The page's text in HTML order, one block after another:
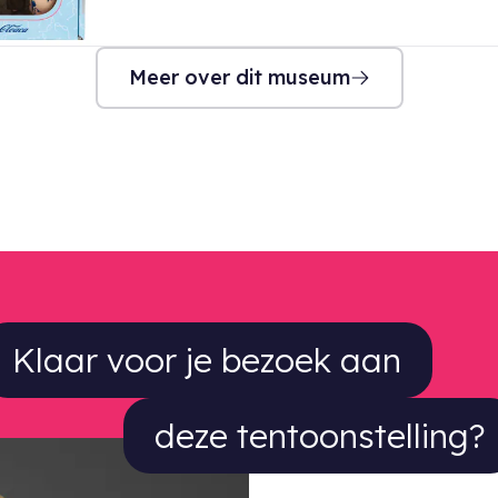
Meer over dit museum
voor je bezoek aan deze
Klaar voor je bezoek aan
deze tentoonstelling?